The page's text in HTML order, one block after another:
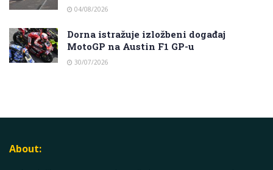
04/08/2026
Dorna istražuje izložbeni događaj
MotoGP na Austin F1 GP-u
30/07/2026
About: